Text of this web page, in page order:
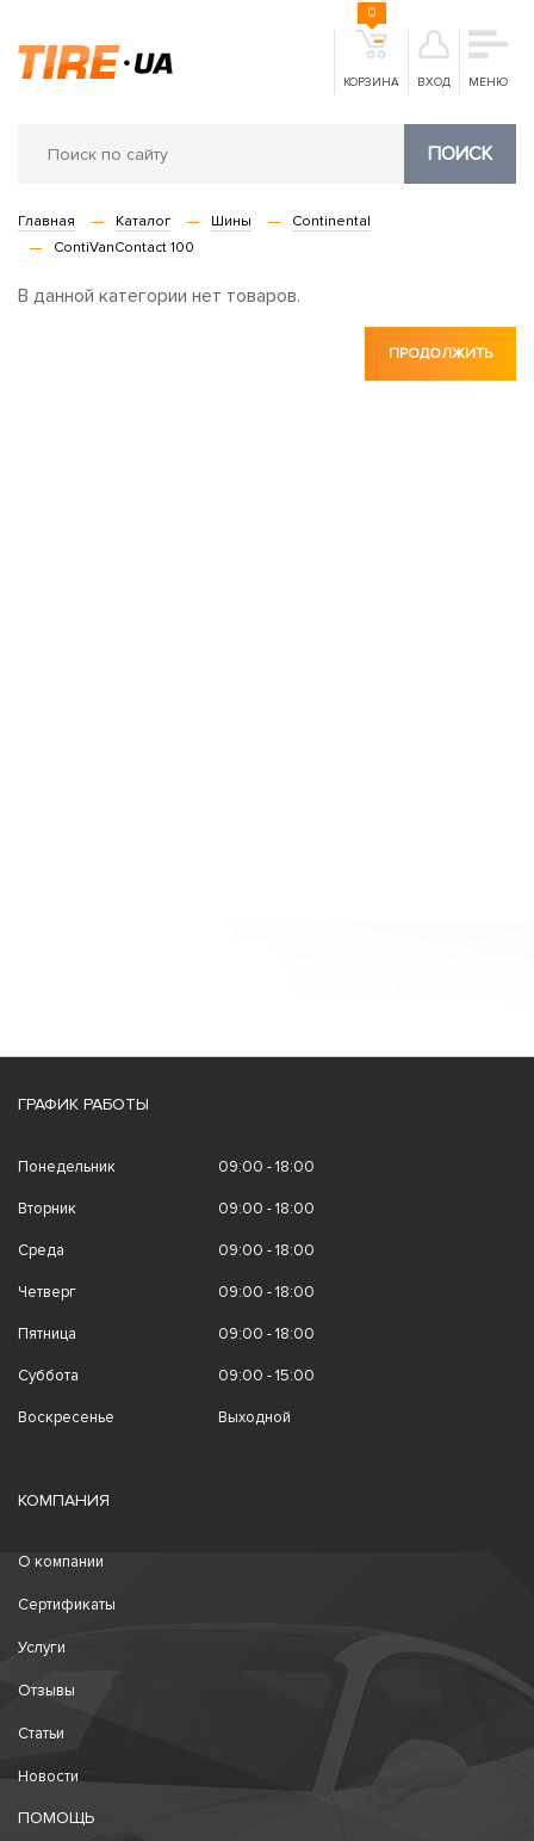
КОРЗИНА
0
ВХОД МЕНЮ
ПОИСК
Главная Каталог Шины
Continental
ContiVanContact 100
В данной категории нет товаров.
ПРОДОЛЖИТЬ
ГРАФИК РАБОТЫ
Понедельник 09:00 - 18:00
Вторник 09:00 - 18:00
Среда 09:00 - 18:00
Четверг 09:00 - 18:00
Пятница 09:00 - 18:00
Суббота 09:00 - 15:00
Воскресенье Выходной
КОМПАНИЯ
О компании
Сертификаты
Услуги
Отзывы
Статьи
Новости
ПОМОЩЬ